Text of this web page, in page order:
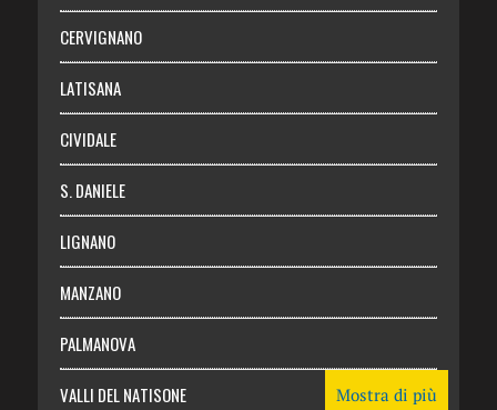
Abbonati
Login
CERVIGNANO
LATISANA
CIVIDALE
S. DANIELE
LIGNANO
MANZANO
PALMANOVA
VALLI DEL NATISONE Mostra di più